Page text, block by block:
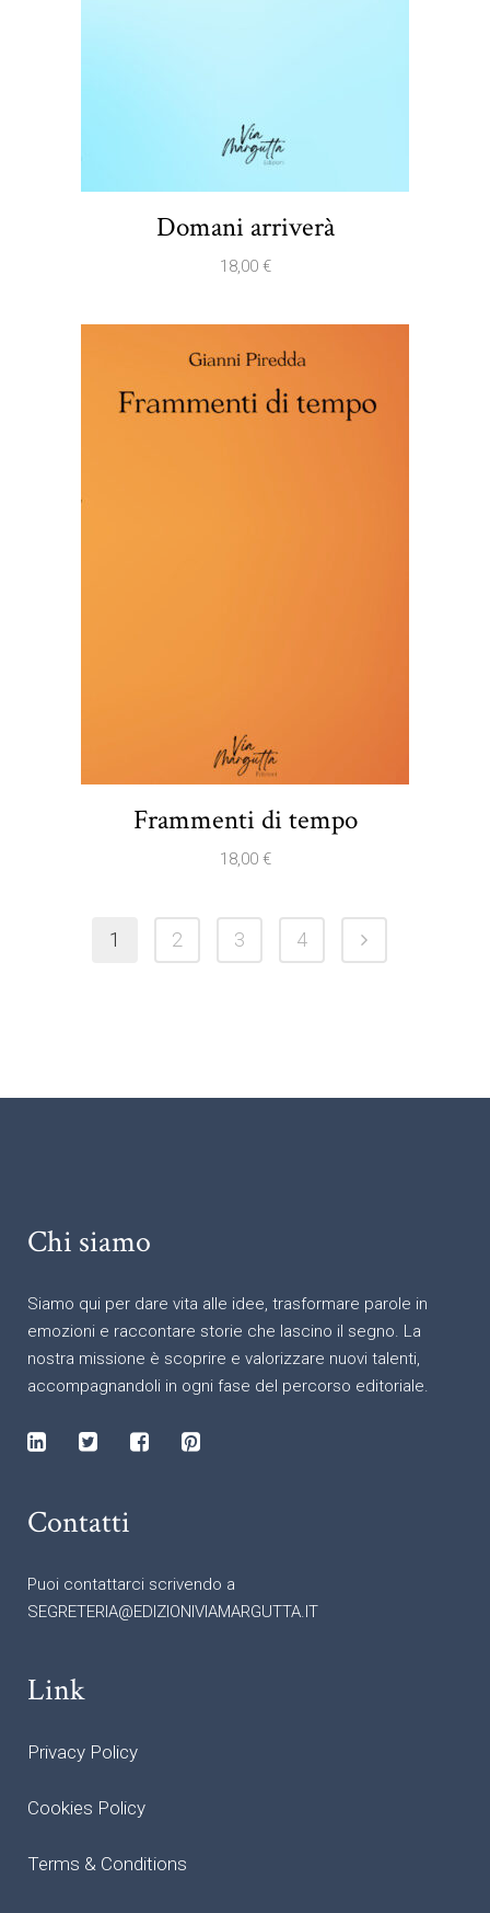
Domani arriverà
18,00 €
Frammenti di tempo
18,00 €
1 2 3 4
Chi siamo
Siamo qui per dare vita alle idee, trasformare parole in
emozioni e raccontare storie che lascino il segno. La
nostra missione è scoprire e valorizzare nuovi talenti,
accompagnandoli in ogni fase del percorso editoriale.
Contatti
Puoi contattarci scrivendo a
SEGRETERIA@EDIZIONIVIAMARGUTTA.IT
Link
Privacy Policy
Cookies Policy
Terms & Conditions